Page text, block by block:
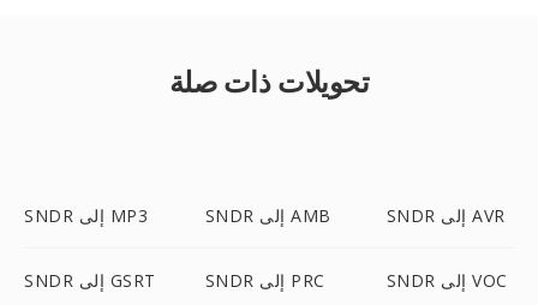
تحويلات ذات صلة
SNDR إلى MP3 SNDR إلى AMB SNDR إلى AVR
SNDR إلى GSRT SNDR إلى PRC SNDR إلى VOC